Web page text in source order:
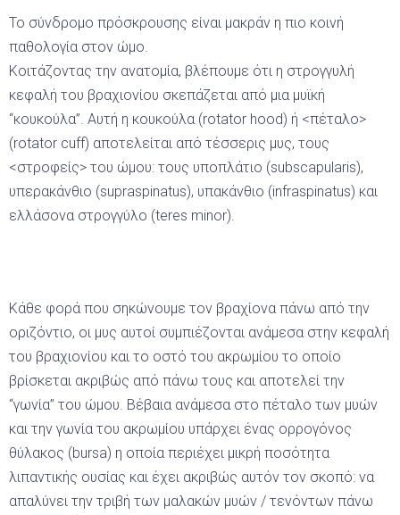
Το σύνδρομο πρόσκρουσης είναι μακράν η πιο κοινή
παθολογία στον ώμο.
Κοιτάζοντας την ανατομία, βλέπουμε ότι η στρογγυλή
κεφαλή του βραχιονίου σκεπάζεται από μια μυϊκή
“κουκούλα”. Αυτή η κουκούλα (rotator hood) ή <πέταλο>
(rotator cuff) αποτελείται από τέσσερις μυς, τους
<στροφείς> του ώμου: τους υποπλάτιο (subscapularis),
υπερακάνθιο (supraspinatus), υπακάνθιο (infraspinatus) και
ελλάσονα στρογγύλο (teres minor).
Κάθε φορά που σηκώνουμε τον βραχίονα πάνω από την
οριζόντιο, οι μυς αυτοί συμπιέζονται ανάμεσα στην κεφαλή
του βραχιονίου και το οστό του ακρωμίου το οποίο
βρίσκεται ακριβώς από πάνω τους και αποτελεί την
“γωνία” του ώμου. Βέβαια ανάμεσα στο πέταλο των μυών
και την γωνία του ακρωμίου υπάρχει ένας ορρογόνος
θύλακος (bursa) η οποία περιέχει μικρή ποσότητα
λιπαντικής ουσίας και έχει ακριβώς αυτόν τον σκοπό: να
απαλύνει την τριβή των μαλακών μυών / τενόντων πάνω